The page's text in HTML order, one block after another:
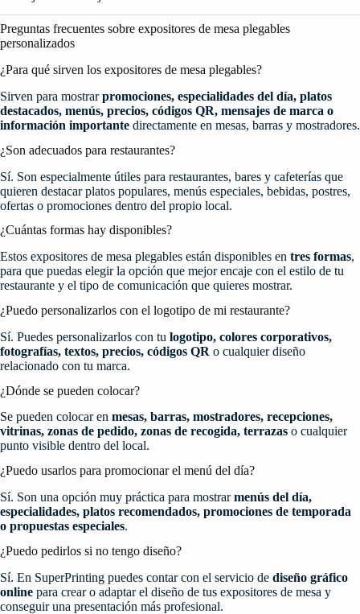
Preguntas frecuentes sobre expositores de mesa plegables
personalizados
¿Para qué sirven los expositores de mesa plegables?
Sirven para mostrarpromociones, especialidades del día, platos
destacados, menús, precios, códigos QR, mensajes de marca o
información importante directamente en mesas, barras y mostradores.
¿Son adecuados para restaurantes?
Sí. Son especialmente útiles para restaurantes, bares y cafeterías que
quieren destacar platos populares, menús especiales, bebidas, postres,
ofertas o promociones dentro del propio local.
¿Cuántas formas hay disponibles?
Estos expositores de mesa plegables están disponibles en tres formas,
para que puedas elegir la opción que mejor encaje con el estilo de tu
restaurante y el tipo de comunicación que quieres mostrar.
¿Puedo personalizarlos con el logotipo de mi restaurante?
Sí. Puedes personalizarlos con tu logotipo, colores corporativos,
fotografías, textos, precios, códigos QR o cualquier diseño
relacionado con tu marca.
¿Dónde se pueden colocar?
Se pueden colocar en mesas, barras, mostradores, recepciones,
vitrinas, zonas de pedido, zonas de recogida, terrazas o cualquier
punto visible dentro del local.
¿Puedo usarlos para promocionar el menú del día?
Sí. Son una opción muy práctica para mostrarmenús del día,
especialidades, platos recomendados, promociones de temporada
o propuestas especiales.
¿Puedo pedirlos si no tengo diseño?
Sí. En SuperPrinting puedes contar con el servicio de diseño gráfico
online para crear o adaptar el diseño de tus expositores de mesa y
conseguir una presentación más profesional.